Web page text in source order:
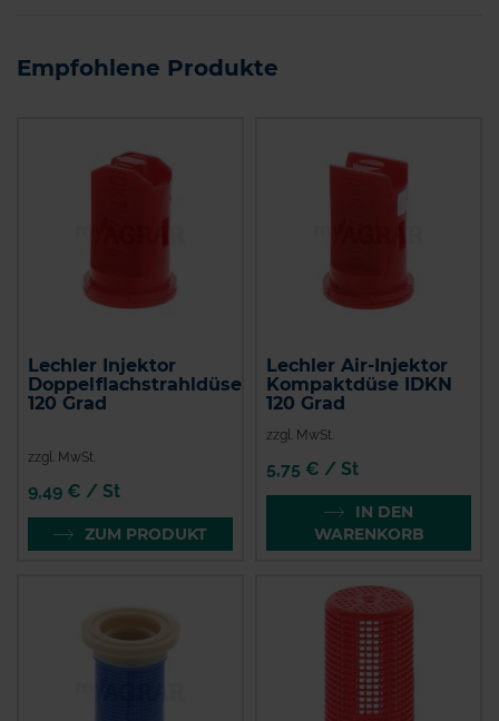
Empfohlene Produkte
Lechler Injektor
Doppelflachstrahldüse
120 Grad
zzgl. MwSt.
9,49 € / St
ZUM PRODUKT
Lechler Air-Injektor
Kompaktdüse IDKN
120 Grad
zzgl. MwSt.
5,75 € / St
IN DEN
WARENKORB